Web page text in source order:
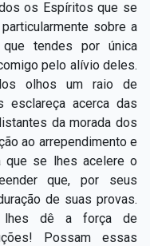
debaixo do
▸
▸
o que
▸
▸
espíritas
os Espíritos que se
sobre a
tendes por única
pelo alívio deles.
olhos um raio de
acerca das
da morada dos
ao arrependimento e
que se lhes acelere o
que, por seus
de suas provas.
lhes dê a força de
Possam essas